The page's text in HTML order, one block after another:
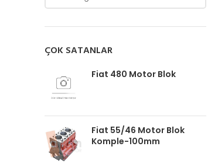
ÇOK SATANLAR
Fiat 480 Motor Blok
Fiat 55/46 Motor Blok
Komple-100mm